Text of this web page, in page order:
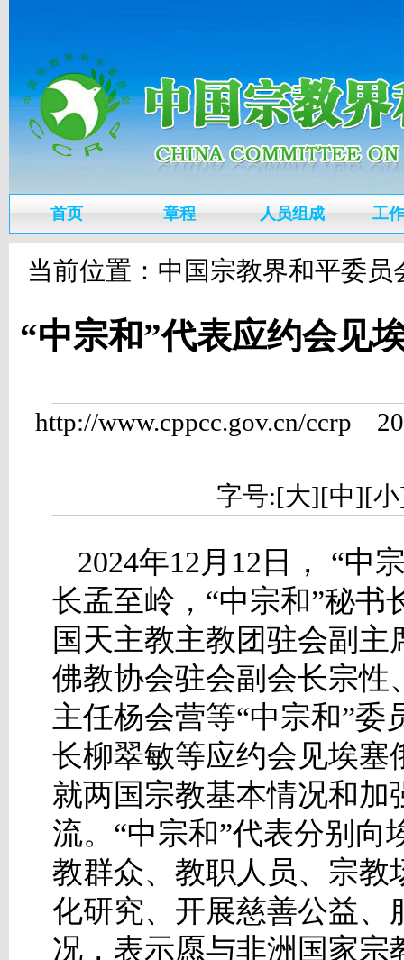
首页 章程 人员组成 工
当前位置： 中国宗教界和平委员
“中宗和”代表应约会见
http://www.cppcc.gov.cn/ccrp
字号:[大][中][小
2024年12月12日， “中
长孟至岭，“中宗和”秘书
国天主教主教团驻会副
佛教协会驻会副会长宗性
主任杨会营等“中宗和”
长柳翠敏等应约会见埃塞
就两国宗教基本情况和
流。“中宗和”代表分别
教群众、教职人员、宗教
化研究、开展慈善公益、
况，表示愿与非洲国家